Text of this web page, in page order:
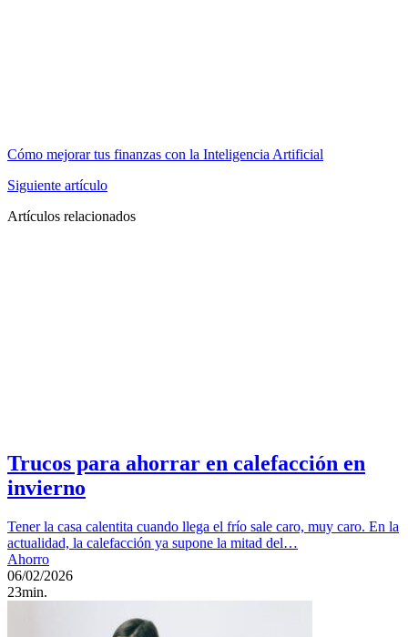
Cómo mejorar tus finanzas con la Inteligencia Artificial
Siguiente artículo
Artículos relacionados
Trucos para ahorrar en calefacción en
invierno
Tener la casa calentita cuando llega el frío sale caro, muy caro. En la
actualidad, la calefacción ya supone la mitad del…
Ahorro
06/02/2026
23min.